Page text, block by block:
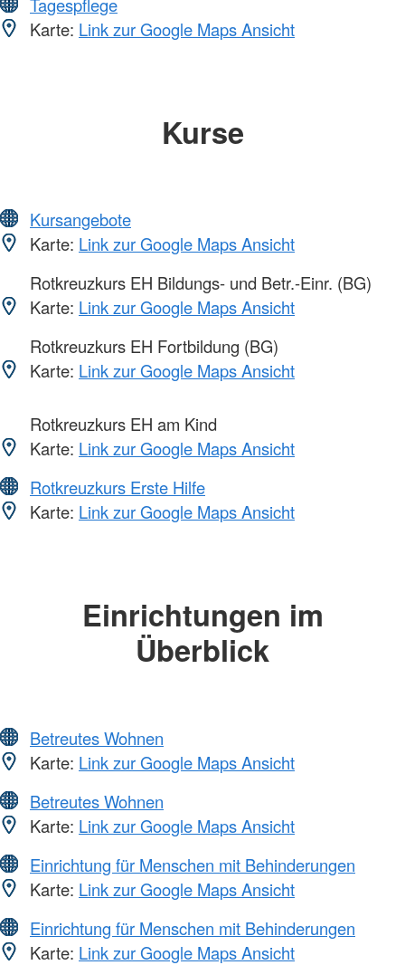
Karte: Link zur Google Maps Ansicht
Kurse
Kursangebote
Karte: Link zur Google Maps Ansicht
Rotkreuzkurs EH Bildungs- und Betr.-Einr. (BG)
Karte: Link zur Google Maps Ansicht
Rotkreuzkurs EH Fortbildung (BG)
Karte: Link zur Google Maps Ansicht
Rotkreuzkurs EH am Kind
Karte: Link zur Google Maps Ansicht
Rotkreuzkurs Erste Hilfe
Karte: Link zur Google Maps Ansicht
Einrichtungen im
Überblick
Betreutes Wohnen
Karte: Link zur Google Maps Ansicht
Betreutes Wohnen
Karte: Link zur Google Maps Ansicht
Einrichtung für Menschen mit Behinderungen
Karte: Link zur Google Maps Ansicht
Einrichtung für Menschen mit Behinderungen
Karte: Link zur Google Maps Ansicht